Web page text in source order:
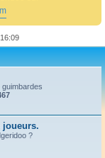
r
guimbardes
joueurs.
?